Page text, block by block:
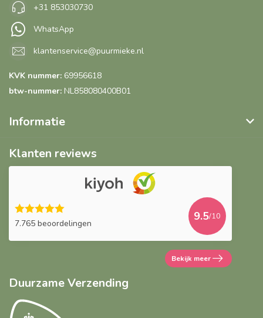
+31 853030730
WhatsApp
klantenservice@puurmieke.nl
KVK nummer: 69956618
btw-nummer: NL858080400B01
Informatie
Klanten reviews
7.765 beoordelingen
9.5/10
Bekijk meer
Duurzame Verzending